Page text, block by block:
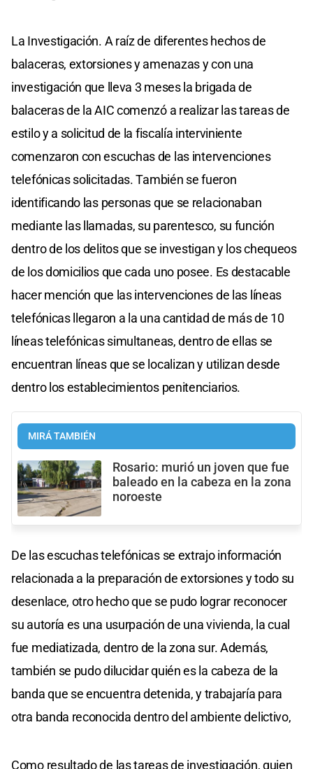
La Investigación. A raíz de diferentes hechos de
balaceras, extorsiones y amenazas y con una
investigación que lleva 3 meses la brigada de
balaceras de la AIC comenzó a realizar las tareas de
estilo y a solicitud de la fiscalía interviniente
comenzaron con escuchas de las intervenciones
telefónicas solicitadas. También se fueron
identificando las personas que se relacionaban
mediante las llamadas, su parentesco, su función
dentro de los delitos que se investigan y los chequeos
de los domicilios que cada uno posee. Es destacable
hacer mención que las intervenciones de las líneas
telefónicas llegaron a la una cantidad de más de 10
líneas telefónicas simultaneas, dentro de ellas se
encuentran líneas que se localizan y utilizan desde
dentro los establecimientos penitenciarios.
MIRÁ TAMBIÉN
Rosario: murió un joven que fue
baleado en la cabeza en la zona
noroeste
De las escuchas telefónicas se extrajo información
relacionada a la preparación de extorsiones y todo su
desenlace, otro hecho que se pudo lograr reconocer
su autoría es una usurpación de una vivienda, la cual
fue mediatizada, dentro de la zona sur. Además,
también se pudo dilucidar quién es la cabeza de la
banda que se encuentra detenida, y trabajaría para
otra banda reconocida dentro del ambiente delictivo,
Como resultado de las tareas de investigación, quien